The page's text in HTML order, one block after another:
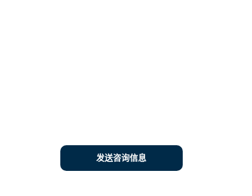
发送咨询信息